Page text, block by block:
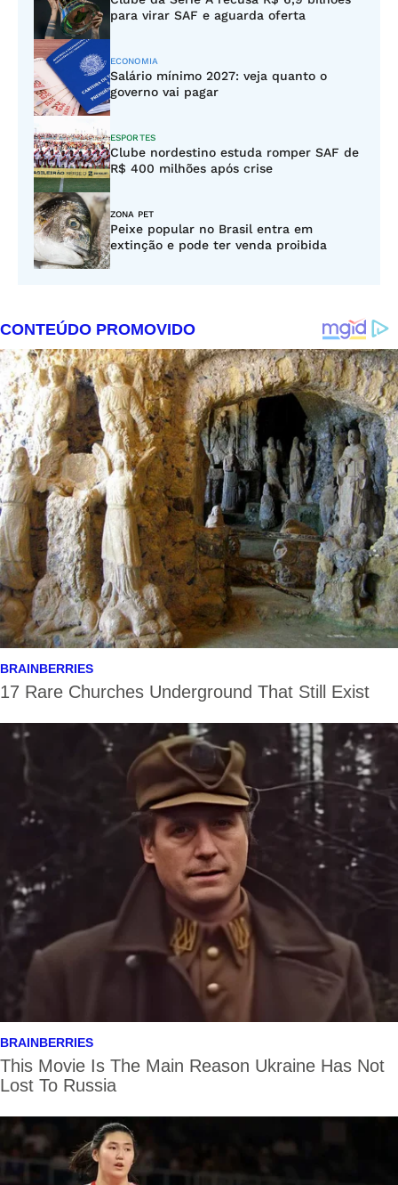
para virar SAF e aguarda oferta
ECONOMIA
Salário mínimo 2027: veja quanto o
governo vai pagar
ESPORTES
Clube nordestino estuda romper SAF de
R$ 400 milhões após crise
ZONA PET
Peixe popular no Brasil entra em
extinção e pode ter venda proibida